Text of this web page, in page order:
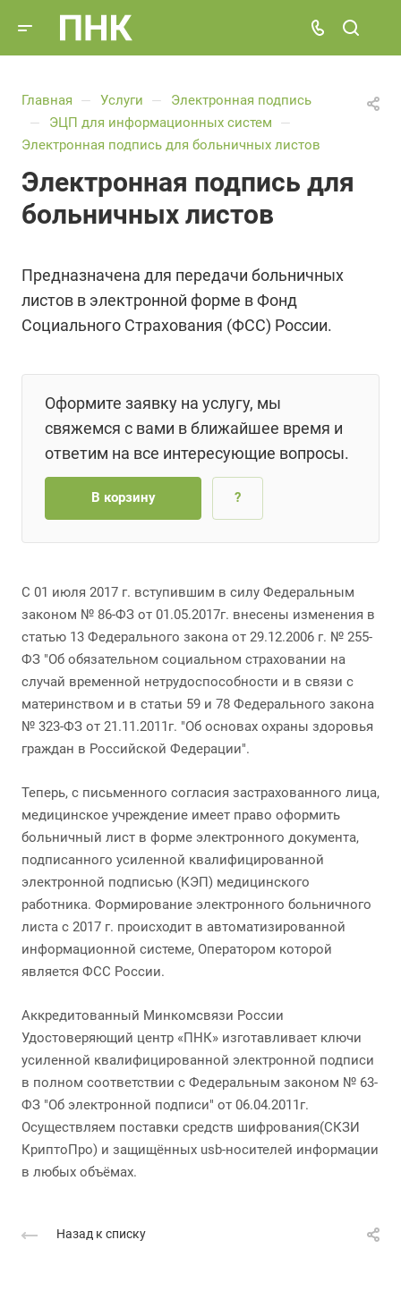
Главная — Услуги —
Электронная подпись
—
ЭЦП для информационных систем
—
Электронная подпись для больничных листов
Электронная подпись для
больничных листов
Предназначена для передачи больничных
листов в электронной форме в Фонд
Социального Страхования (ФСС) России.
Оформите заявку на услугу, мы
свяжемся с вами в ближайшее время и
ответим на все интересующие вопросы.
В корзину ?
С 01 июля 2017 г. вступившим в силу Федеральным
законом № 86-ФЗ от 01.05.2017г. внесены изменения в
статью 13 Федерального закона от 29.12.2006 г. № 255-
ФЗ "Об обязательном социальном страховании на
случай временной нетрудоспособности и в связи с
материнством и в статьи 59 и 78 Федерального закона
№ 323-ФЗ от 21.11.2011г. "Об основах охраны здоровья
граждан в Российской Федерации".
Теперь, с письменного согласия застрахованного лица,
медицинское учреждение имеет право оформить
больничный лист в форме электронного документа,
подписанного усиленной квалифицированной
электронной подписью (КЭП) медицинского
работника. Формирование электронного больничного
листа с 2017 г. происходит в автоматизированной
информационной системе, Оператором которой
является ФСС России.
Аккредитованный Минкомсвязи России
Удостоверяющий центр «ПНК» изготавливает ключи
усиленной квалифицированной электронной подписи
в полном соответствии с Федеральным законом № 63-
ФЗ "Об электронной подписи" от 06.04.2011г.
Осуществляем поставки средств шифрования(СКЗИ
КриптоПро) и защищённых usb-носителей информации
в любых объёмах.
Назад к списку